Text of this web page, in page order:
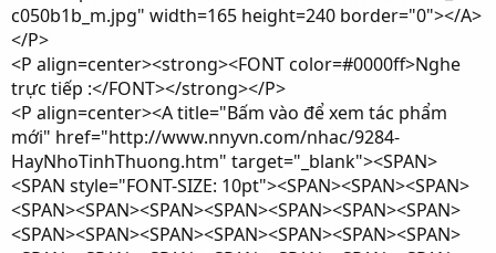
c050b1b_m.jpg" width=165 height=240 border="0"></A>
</P>
<P align=center><strong><FONT color=#0000ff>Nghe
trực tiếp :</FONT></strong></P>
<P align=center><A title="Bấm vào để xem tác phẩm
mới" href="http://www.nnyvn.com/nhac/9284-
HayNhoTinhThuong.htm" target="_blank"><SPAN>
<SPAN style="FONT-SIZE: 10pt"><SPAN><SPAN><SPAN>
<SPAN><SPAN><SPAN><SPAN><SPAN><SPAN><SPAN>
<SPAN><SPAN><SPAN><SPAN><SPAN><SPAN><SPAN>